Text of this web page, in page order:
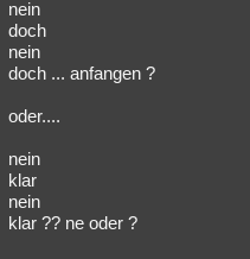
nein
doch
nein
doch ... anfangen ?
oder....
nein
klar
nein
klar ?? ne oder ?